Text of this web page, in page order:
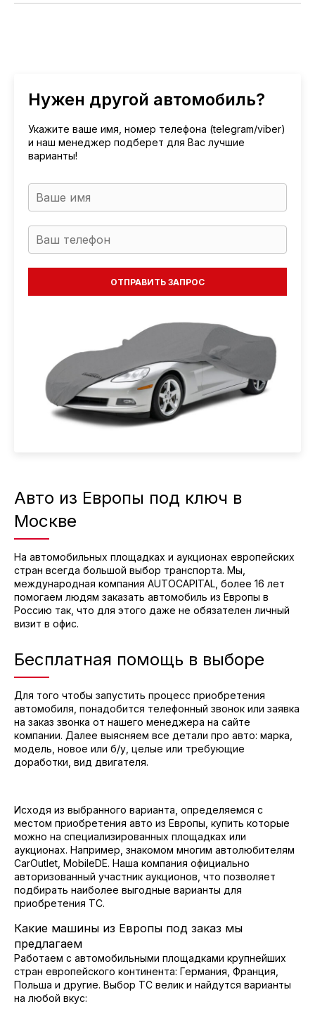
Нужен другой автомобиль?
Укажите ваше имя, номер телефона (telegram/viber)
и наш менеджер подберет для Вас лучшие
варианты!
Авто из Европы под ключ в
Москве
На автомобильных площадках и аукционах европейских
стран всегда большой выбор транспорта. Мы,
международная компания AUTOCAPITAL, более 16 лет
помогаем людям заказать автомобиль из Европы в
Россию так, что для этого даже не обязателен личный
визит в офис.
Бесплатная помощь в выборе
Для того чтобы запустить процесс приобретения
автомобиля, понадобится телефонный звонок или заявка
на заказ звонка от нашего менеджера на сайте
компании. Далее выясняем все детали про авто: марка,
модель, новое или б/у, целые или требующие
доработки, вид двигателя.
Исходя из выбранного варианта, определяемся с
местом приобретения авто из Европы, купить которые
можно на специализированных площадках или
аукционах. Например, знакомом многим автолюбителям
CarOutlet, MobileDE. Наша компания официально
авторизованный участник аукционов, что позволяет
подбирать наиболее выгодные варианты для
приобретения ТС.
Какие машины из Европы под заказ мы
предлагаем
Работаем с автомобильными площадками крупнейших
стран европейского континента: Германия, Франция,
Польша и другие. Выбор ТС велик и найдутся варианты
на любой вкус: